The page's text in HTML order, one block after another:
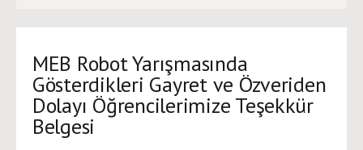
MEB Robot Yarışmasında
Gösterdikleri Gayret ve Özveriden
Dolayı Öğrencilerimize Teşekkür
Belgesi